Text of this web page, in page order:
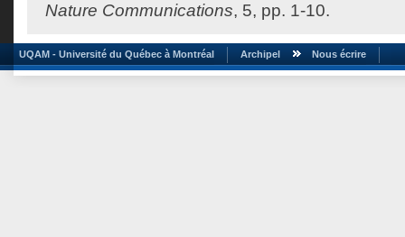
Nature Communications, 5, pp. 1-10.
UQAM - Université du Québec à Montréal Archipel Nous écrire